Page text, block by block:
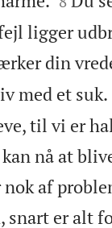
ligger
din
med et suk.
til vi er
nå at
nok af
snart er alt